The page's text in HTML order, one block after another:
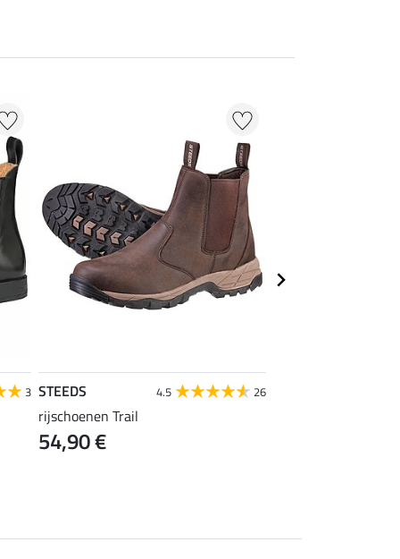
3 STEEDS 4.5 26
rijschoenen Trail
54,90 €